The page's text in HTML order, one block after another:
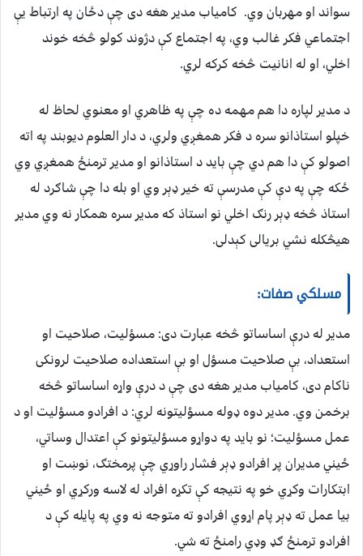
سواند او مهربان وي. کامياب مدير هغه دی چې دځان په ارتباط یې
اجتماعي فکر غالب وي، په اجتماع کې دژوند کولو څخه خوند
اخلي، او له انانیت څخه کرکه لري.
د مدير لپاره دا هم مهمه ده چې په ظاهري او معنوي لحاظ له
خپلو استاذانو سره د فکر همغږي ولري، د دار العلوم ديوبند په اته
اصولو کې دا هم دي چې بايد د استاذانو او مدير ترمنځ همغږي وي
ځکه چې په دې کې مدرسې ته خير ډېر وي او بله دا چې شاګرد له
استاذ څخه ډېر رنګ اخلي نو استاذ که مدير سره همکار نه وي مدير
هيڅکله نشي بريالی کېدلی.
مسلکي صفات:
مدير له درې اساساتو څخه عبارت دی: مسؤليت، صلاحيت او
استعداد، بې صلاحيت مسؤل او بې استعداده صلاحيت لرونکی
ناکام دی، کامياب مدير هغه دی چې د درې واړه اساساتو څخه
برخمن وي. مدير دوه ډوله مسؤليتونه لري: د افرادو مسؤليت او د
عمل مسؤليت؛ نو بايد په دواړو مسؤليتونو کې اعتدال وساتي،
ځيني مديران پر افرادو ډېر فشار راوړي چې پرمختګ، نوښت او
ابتکارات وکړي خو په نتيجه کې تکړه افراد له لاسه ورکړي او ځيني
بيا عمل ته ډېر پام اړوي افرادو ته متوجه نه وي په پايله کې د
افرادو ترمنځ ګډ وډي رامنځ ته شي.